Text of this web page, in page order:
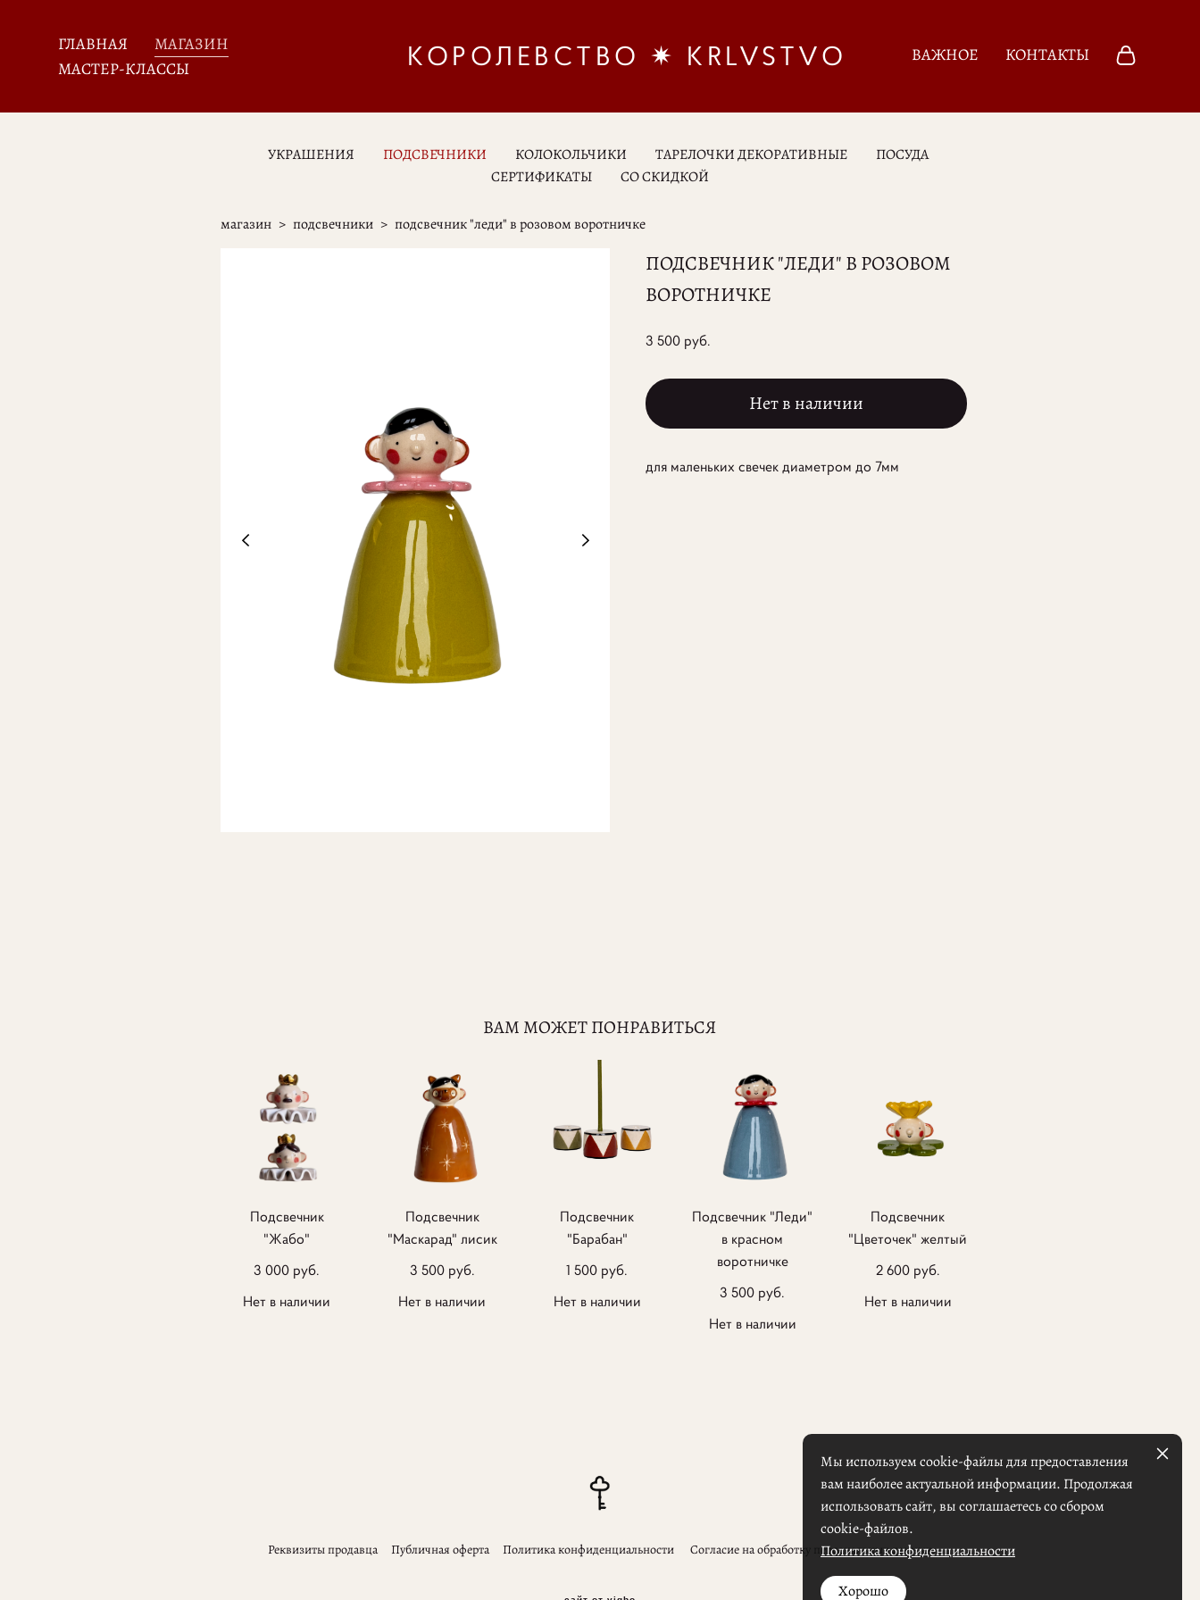
ГЛАВНАЯ
МАГАЗИН
МАСТЕР-КЛАССЫ
КОРОЛЕВСТВО ✷ KRLVSTVO ВАЖНОЕ КОНТАКТЫ
УКРАШЕНИЯ ПОДСВЕЧНИКИ КОЛОКОЛЬЧИКИ ТАРЕЛОЧКИ ДЕКОРАТИВНЫЕ
ПОСУДА
СЕРТИФИКАТЫ
СО СКИДКОЙ
магазин > подсвечники > подсвечник "леди" в розовом воротничке
ПОДСВЕЧНИК "ЛЕДИ" В РОЗОВОМ
ВОРОТНИЧКЕ
3 500 pуб.
Нет в наличии
для маленьких свечек диаметром до 7мм
ВАМ МОЖЕТ ПОНРАВИТЬСЯ
Подсвечник
"Жабо"
3 000 pуб.
Нет в наличии
Подсвечник
"Маскарад" лисик
3 500 pуб.
Нет в наличии
Подсвечник
"Барабан"
1 500 pуб.
Нет в наличии
Подсвечник "Леди"
в красном
воротничке
3 500 pуб.
Нет в наличии
Подсвечник
"Цветочек" желтый
2 600 pуб.
Нет в наличии
Реквизиты продавца Публичная оферта Политика конфиденциальности Согласие на обработку персональных данных
Мы используем cookie-файлы для предоставления
вам наиболее актуальной информации. Продолжая
использовать сайт, вы соглашаетесь со сбором
cookie-файлов.
Политика конфиденциальности
Хорошо